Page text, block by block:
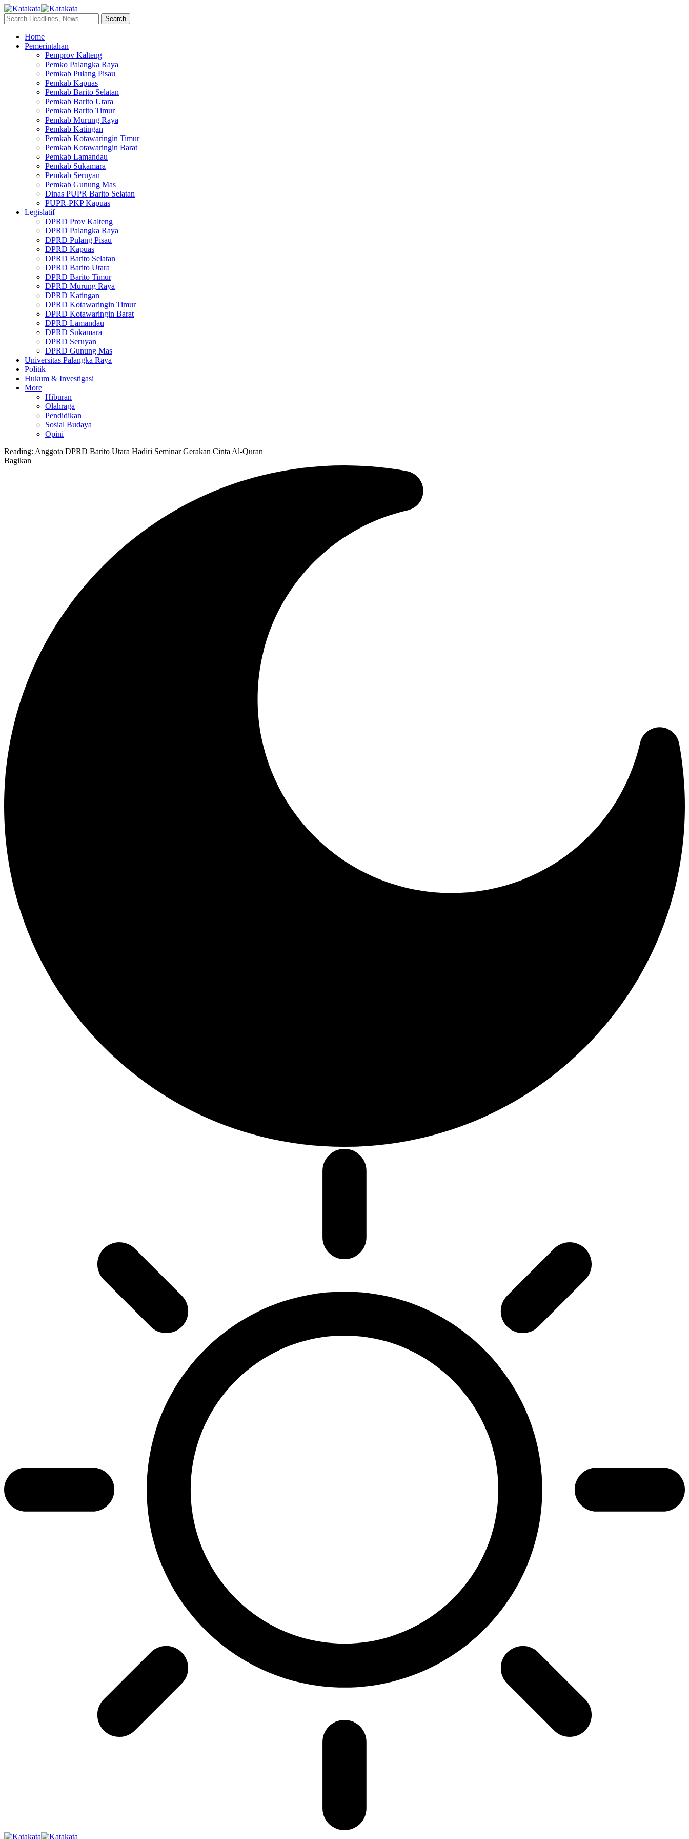
Home
Pemerintahan
Pemprov Kalteng
Pemko Palangka Raya
Pemkab Pulang Pisau
Pemkab Kapuas
Pemkab Barito Selatan
Pemkab Barito Utara
Pemkab Barito Timur
Pemkab Murung Raya
Pemkab Katingan
Pemkab Kotawaringin Timur
Pemkab Kotawaringin Barat
Pemkab Lamandau
Pemkab Sukamara
Pemkab Seruyan
Pemkab Gunung Mas
Dinas PUPR Barito Selatan
PUPR-PKP Kapuas
Legislatif
DPRD Prov Kalteng
DPRD Palangka Raya
DPRD Pulang Pisau
DPRD Kapuas
DPRD Barito Selatan
DPRD Barito Utara
DPRD Barito Timur
DPRD Murung Raya
DPRD Katingan
DPRD Kotawaringin Timur
DPRD Kotawaringin Barat
DPRD Lamandau
DPRD Sukamara
DPRD Seruyan
DPRD Gunung Mas
Universitas Palangka Raya
Politik
Hukum & Investigasi
More
Hiburan
Olahraga
Pendidikan
Sosial Budaya
Opini
Reading: Anggota DPRD Barito Utara Hadiri Seminar Gerakan Cinta Al-Quran
Bagikan